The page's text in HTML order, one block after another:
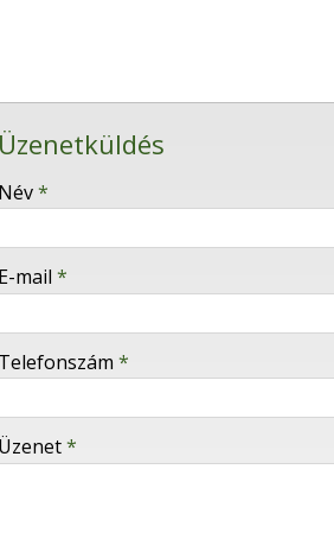
Üzenetküldés
-
Név*
E-mail *
Telefonszám *
Üzenet*